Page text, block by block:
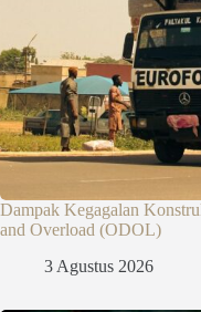
Dampak Kegagalan
and Overload (ODOL)
3 Agustus 2026